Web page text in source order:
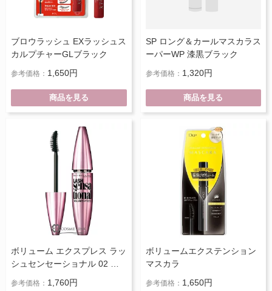
ブロウラッシュ EXラッシュス
カルプチャーGLブラック
参考価格： 1,650円
商品を見る
SP ロング＆カールマスカラス
ーパーWP 漆黒ブラック
参考価格： 1,320円
商品を見る
ボリューム エクスプレス ラッ
シュセンセーショナル 02 ブ
参考価格： 1,760円
ボリュームエクステンション
マスカラ
参考価格： 1,650円